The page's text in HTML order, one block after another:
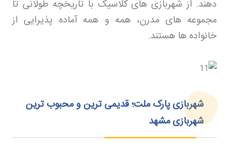
دهند. از شهربازی های کلاسیک با تاریخچه طولانی تا
مجموعه های مدرن، همه و همه آماده پذیرایی از
خانواده ها هستند.
شهربازی پارک ملت؛ قدیمی ترین و محبوب ترین
شهربازی مشهد